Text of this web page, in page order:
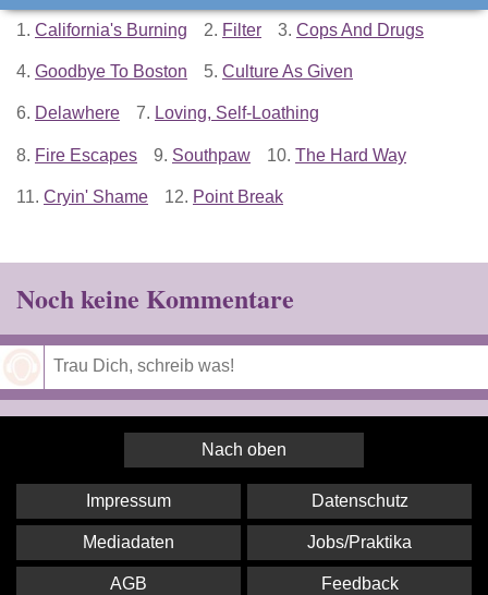
1. California's Burning 2. Filter 3. Cops And Drugs
4. Goodbye To Boston 5. Culture As Given
6. Delawhere 7. Loving, Self-Loathing
8. Fire Escapes 9. Southpaw 10. The Hard Way
11. Cryin' Shame 12. Point Break
Noch keine Kommentare
Nach oben
Impressum Datenschutz
Mediadaten Jobs/Praktika
AGB Feedback